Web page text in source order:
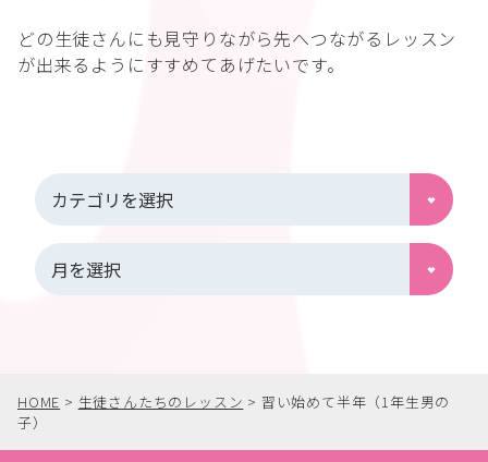
どの生徒さんにも見守りながら先へつながるレッスン
が出来るようにすすめてあげたいです。
HOME > 生徒さんたちのレッスン > 習い始めて半年（1年生男の
子）